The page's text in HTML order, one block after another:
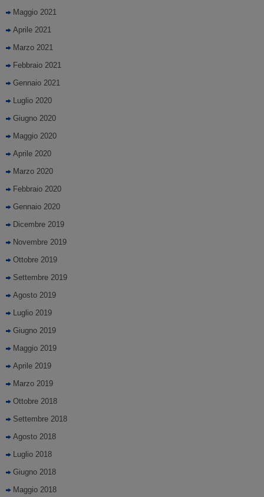
Maggio 2021
Aprile 2021
Marzo 2021
Febbraio 2021
Gennaio 2021
Luglio 2020
Giugno 2020
Maggio 2020
Aprile 2020
Marzo 2020
Febbraio 2020
Gennaio 2020
Dicembre 2019
Novembre 2019
Ottobre 2019
Settembre 2019
Agosto 2019
Luglio 2019
Giugno 2019
Maggio 2019
Aprile 2019
Marzo 2019
Ottobre 2018
Settembre 2018
Agosto 2018
Luglio 2018
Giugno 2018
Maggio 2018